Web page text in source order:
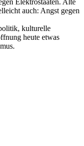
Elektrostaaten. Alte
auch: Angst gegen
kulturelle
heute etwas